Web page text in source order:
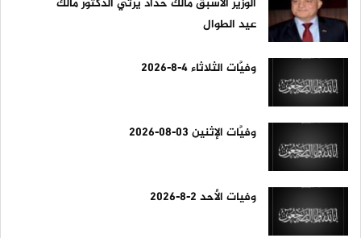
عيد الطوال
وفيَّات الثلاثاء 4-8-2026
وفيَّات الإثنين 03-08-2026
وفيات الأحد 2-8-2026